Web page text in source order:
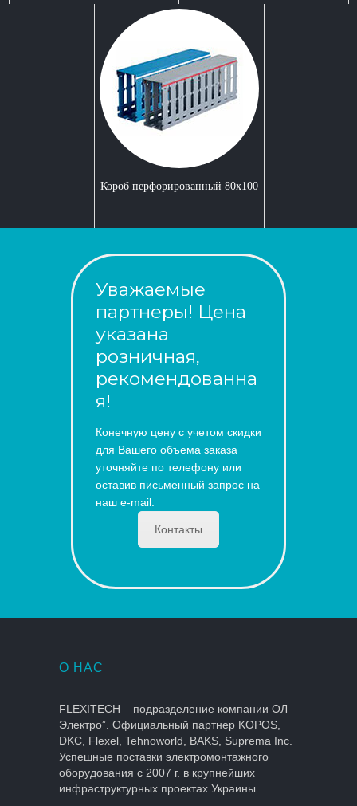
Короб перфорированный 80x100
Уважаемые
партнеры! Цена
указана
розничная,
рекомендованна
я!
Конечную цену с учетом скидки
для Вашего объема заказа
уточняйте по телефону или
оставив письменный запрос на
наш e-mail.
Контакты
О НАС
FLEXITECH – подразделение компании ОЛ
Электро”. Официальный партнер KOPOS,
DKC, Flexel, Tehnoworld, BAKS, Suprema Inc.
Успешные поставки электромонтажного
оборудования с 2007 г. в крупнейших
инфраструктурных проектах Украины.